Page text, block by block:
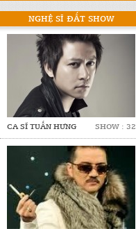
NGHỆ SĨ ĐẮT SHOW
CA SĨ TUẤN HƯNG SHOW : 32